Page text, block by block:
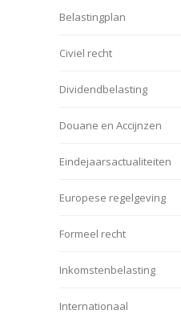
Belastingplan
Civiel recht
Dividendbelasting
Douane en Accijnzen
Eindejaarsactualiteiten
Europese regelgeving
Formeel recht
Inkomstenbelasting
Internationaal